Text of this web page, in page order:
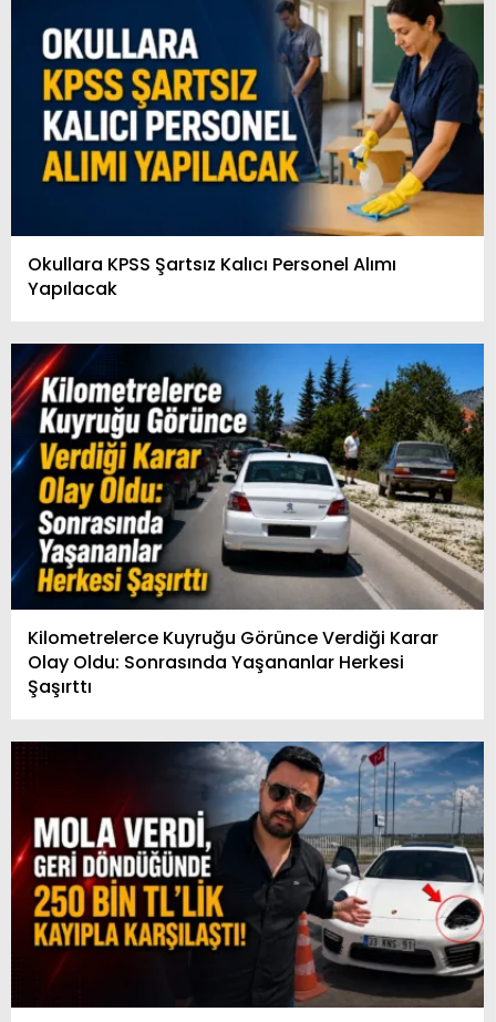
Okullara KPSS Şartsız Kalıcı Personel Alımı
Yapılacak
Kilometrelerce Kuyruğu Görünce Verdiği Karar
Olay Oldu: Sonrasında Yaşananlar Herkesi
Şaşırttı